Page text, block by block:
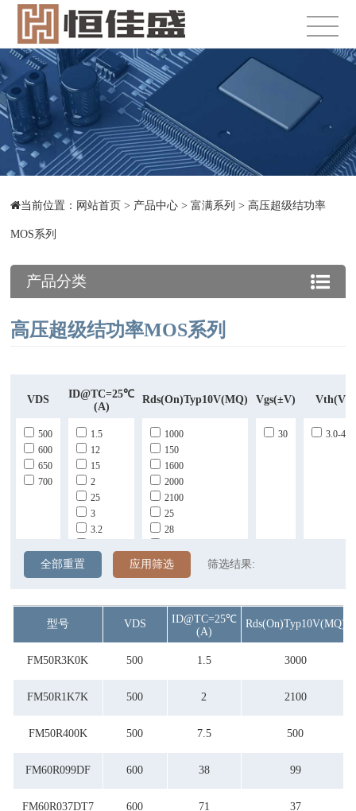
当前位置： 网站首页 > 产品中心 >富满系列 >高压超级结功率
MOS系列
产品分类
高压超级结功率MOS系列
VDS
ID@TC=25℃
(A)
Rds(on)Typ10V(mQ) Vgs(±V) Vth(V)
500
600
650
700
1.5
12
15
2
25
3
3.2
5
7
71
1000
150
1600
2000
2100
25
28
29
3000
37
380
40
30 3.0-4.5
全部重置 应用筛选 筛选结果:
型号 VDS
ID@TC=25℃
(A)
Rds(on)Typ10V(mQ)
FM50R3K0K 500 1.5 3000
FM50R1K7K 500 2 2100
FM50R400K 500 7.5 500
FM60R099DF 600 38 99
FM60R037DT7 600 71 37